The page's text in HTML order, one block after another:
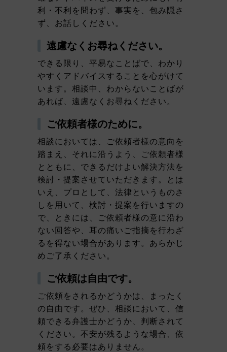
利・不利を問わず、事実を、包み隠さ
ず、お話しください。
遠慮なくお尋ねください。
できる限り、平易なことばで、わかり
やすくアドバイスすることを心がけて
います。相談中、わからないことばが
あれば、遠慮なくお尋ねください。
ご依頼者様のために。
相談においては、ご依頼者様の意向を
踏まえ、それに沿うよう、ご依頼者様
とともに、できるだけよい解決方法を
検討・提案させていただきます。とは
いえ、プロとして、法律というものさ
しを用いて、検討・提案を行いますの
で、ときには、ご依頼者様の意に沿わ
ない回答や、耳の痛いご指摘を行わざ
るを得ない場合があります。あらかじ
めご了承ください。
ご依頼は自由です。
ご依頼をされるかどうかは、まったく
の自由です。ぜひ、相談において、信
頼できる弁護士かどうか、判断されて
ください。不安が残るような場合、依
頼をする必要はありません。